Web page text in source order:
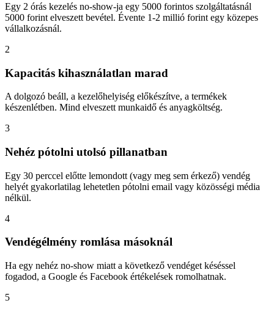
Egy 2 órás kezelés no-show-ja egy 5000 forintos szolgáltatásnál
5000 forint elveszett bevétel. Évente 1-2 millió forint egy közepes
vállalkozásnál.
2
Kapacitás kihasználatlan marad
A dolgozó beáll, a kezelőhelyiség előkészítve, a termékek
készenlétben. Mind elveszett munkaidő és anyagköltség.
3
Nehéz pótolni utolsó pillanatban
Egy 30 perccel előtte lemondott (vagy meg sem érkező) vendég
helyét gyakorlatilag lehetetlen pótolni email vagy közösségi média
nélkül.
4
Vendégélmény romlása másoknál
Ha egy nehéz no-show miatt a következő vendéget késéssel
fogadod, a Google és Facebook értékelések romolhatnak.
5